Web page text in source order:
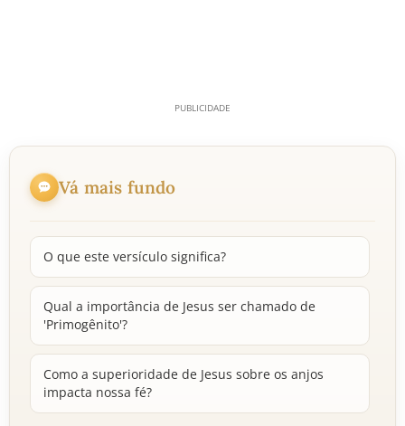
Vá mais fundo
O que este versículo significa?
Qual a importância de Jesus ser chamado de
'Primogênito'?
Como a superioridade de Jesus sobre os anjos
impacta nossa fé?